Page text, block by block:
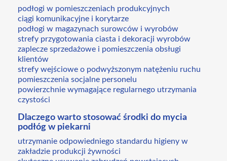
podłogi w pomieszczeniach produkcyjnych
ciągi komunikacyjne i korytarze
podłogi w magazynach surowców i wyrobów
strefy przygotowania ciasta i dekoracji wyrobów
zaplecze sprzedażowe i pomieszczenia obsługi
klientów
strefy wejściowe o podwyższonym natężeniu ruchu
pomieszczenia socjalne personelu
powierzchnie wymagające regularnego utrzymania
czystości
Dlaczego warto stosować środki do mycia
podłóg w piekarni
utrzymanie odpowiedniego standardu higieny w
zakładzie produkcji żywności